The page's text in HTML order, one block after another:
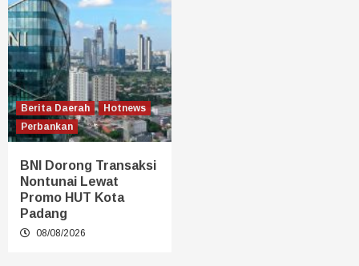
Berita Daerah
Hotnews
Perbankan
BNI Dorong Transaksi
Nontunai Lewat
Promo HUT Kota
Padang
08/08/2026